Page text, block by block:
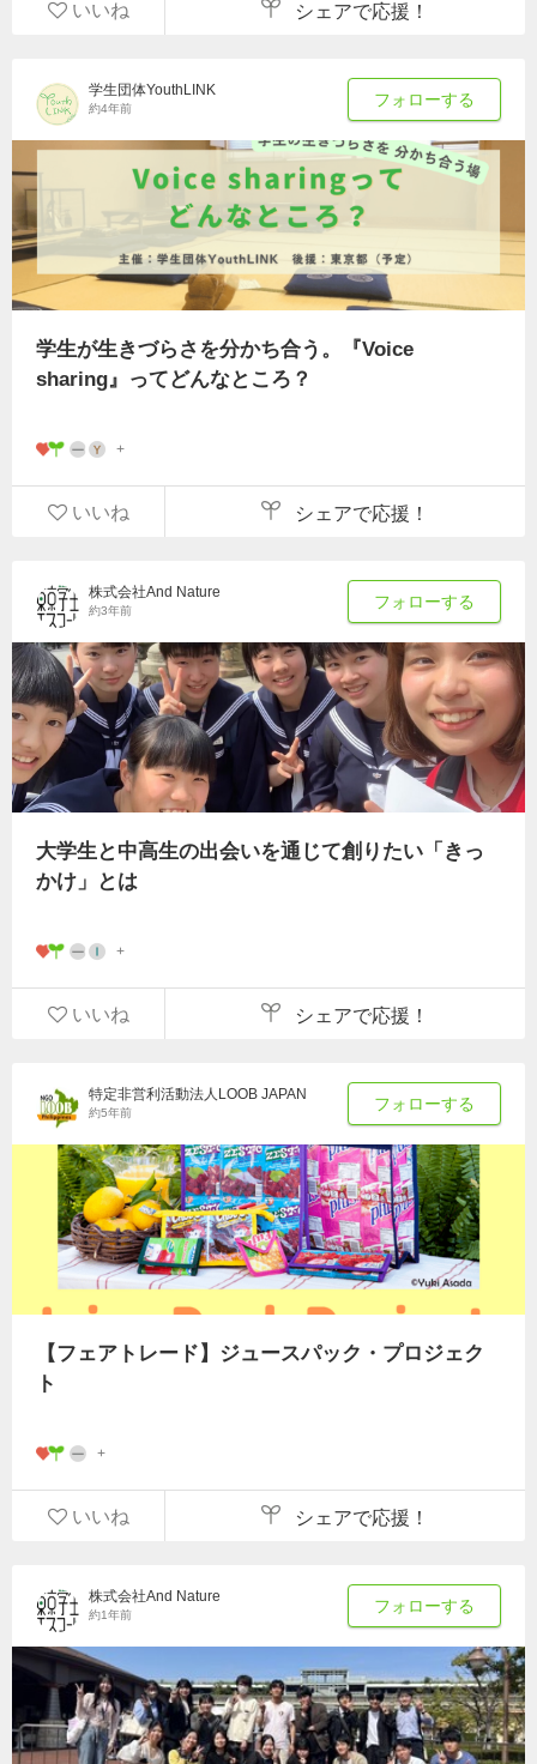
いいね シェアで応援！
学生団体YouthLINK
約4年前 フォローする
学生が生きづらさを分かち合う。『Voice
sharing』ってどんなところ？
いいね シェアで応援！
株式会社And Nature
約3年前 フォローする
大学生と中高生の出会いを通じて創りたい「きっ
かけ」とは
いいね シェアで応援！
特定非営利活動法人LOOB JAPAN
約5年前 フォローする
【フェアトレード】ジュースパック・プロジェク
ト
いいね シェアで応援！
株式会社And Nature
約1年前 フォローする